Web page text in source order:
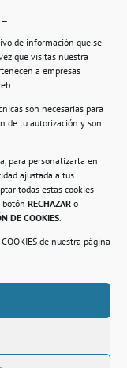
de información que se
que visitas nuestra
a empresas
son necesarias para
de tu autorización y son
para personalizarla en
ajustada a tus
todas estas cookies
botón RECHAZAR o
DE COOKIES.
de nuestra página
datos
Rehabilitación